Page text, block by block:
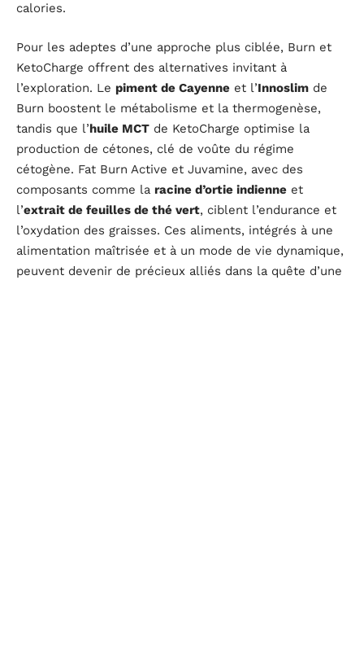
calories.
Pour les adeptes d’une approche plus ciblée, Burn et
KetoCharge offrent des alternatives invitant à
l’exploration. Le piment de Cayenne et l’Innoslim de
Burn boostent le métabolisme et la thermogenèse,
tandis que l’huile MCT de KetoCharge optimise la
production de cétones, clé de voûte du régime
cétogène. Fat Burn Active et Juvamine, avec des
composants comme la racine d’ortie indienne et
l’extrait de feuilles de thé vert, ciblent l’endurance et
l’oxydation des graisses. Ces aliments, intégrés à une
alimentation maîtrisée et à un mode de vie dynamique,
peuvent devenir de précieux alliés dans la quête d’une